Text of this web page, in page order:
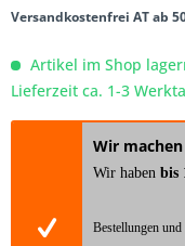
Versandkostenfrei AT ab
Artikel im Shop
Lieferzeit ca. 1-3
Wir machen
Wir haben bis
Bestellungen